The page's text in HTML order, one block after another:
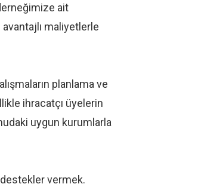
ait
maliyetlerle
planlama ve
ihracatçı üyelerin
uygun kurumlarla
vermek.